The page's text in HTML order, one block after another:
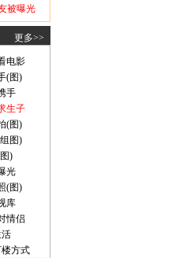
被曝光
更多>>
电影
(图)
手
生子
(图)
图)
)
光
(图)
库
情侣
方式